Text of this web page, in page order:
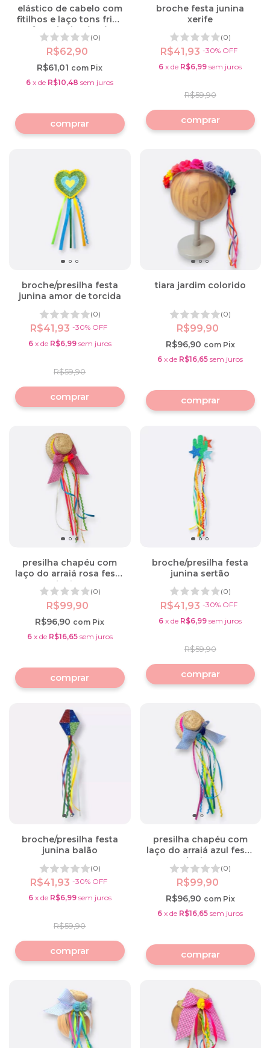
elástico de cabelo com
fitilhos e laço tons frios
festa junina (par)
(0)
R$62,90
R$61,01 com Pix
6 xde R$10,48 sem juros
broche festa junina
xerife
(0)
R$41,93-30% OFF
R$59,90
6 xde R$6,99 sem juros
broche/presilha festa
junina amor de torcida
(0)
R$41,93 -30% OFF
R$59,90
6 x de R$6,99 sem juros
tiara jardim colorido
(0)
R$99,90
R$96,90 com Pix
6 xde R$16,65 sem juros
presilha chapéu com
laço do arraiá rosa festa
junina
(0)
R$99,90
R$96,90 com Pix
6 x de R$16,65 sem juros
broche/presilha festa
junina sertão
(0)
R$41,93-30% OFF
R$59,90
6 xde R$6,99 sem juros
broche/presilha festa
junina balão
(0)
R$41,93 -30% OFF
R$59,90
6 x de R$6,99 sem juros
presilha chapéu com
laço do arraiá azul festa
junina
(0)
R$99,90
R$96,90 com Pix
6 xde R$16,65 sem juros